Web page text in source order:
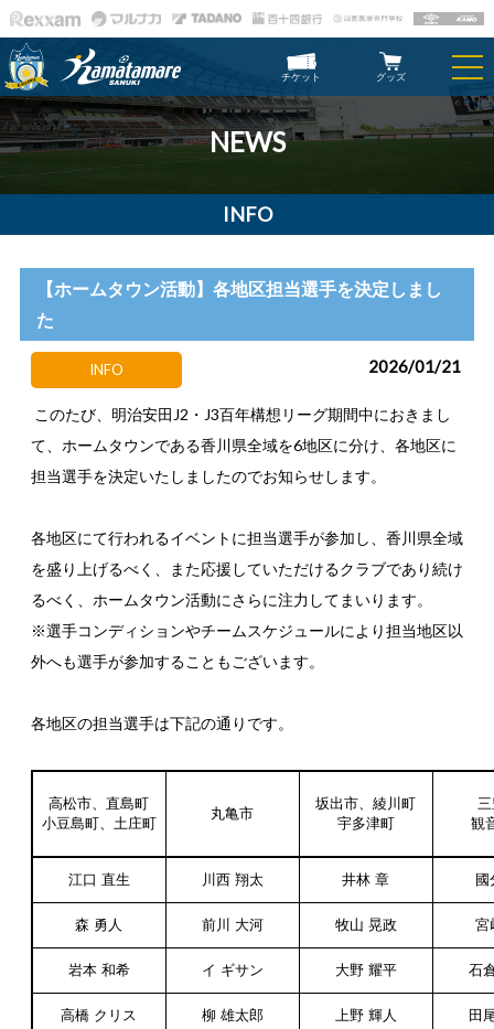
チケット グッズ
NEWS
INFO
【ホームタウン活動】各地区担当選手を決定しまし
た
INFO 2026/01/21
このたび、明治安田J2・J3百年構想リーグ期間中におきまし
て、ホームタウンである香川県全域を6地区に分け、各地区に
担当選手を決定いたしましたのでお知らせします。
各地区にて行われるイベントに担当選手が参加し、香川県全域
を盛り上げるべく、また応援していただけるクラブであり続け
るべく、ホームタウン活動にさらに注力してまいります。
※選手コンディションやチームスケジュールにより担当地区以
外へも選手が参加することもございます。
各地区の担当選手は下記の通りです。
高松市、直島町
小豆島町、土庄町
丸亀市
坂出市、綾川町
宇多津町
観
江口 直生 川西 翔太 井林 章 國
森 勇人 前川 大河 牧山 晃政 宮
岩本 和希 イ ギサン 大野 耀平 石
高橋 クリス 柳 雄太郎 上野 輝人 田